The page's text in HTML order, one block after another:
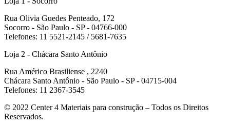
Rua Olivia Guedes Penteado, 172
Socorro - São Paulo - SP - 04766-000
Telefones: 11 5521-2145 / 5681-7635
Loja 2 - Chácara Santo Antônio
Rua Américo Brasiliense , 2240
Chácara Santo Antônio - São Paulo - SP - 04715-004
Telefones: 11 2367-3545
© 2022 Center 4 Materiais para construção – Todos os Direitos
Reservados.